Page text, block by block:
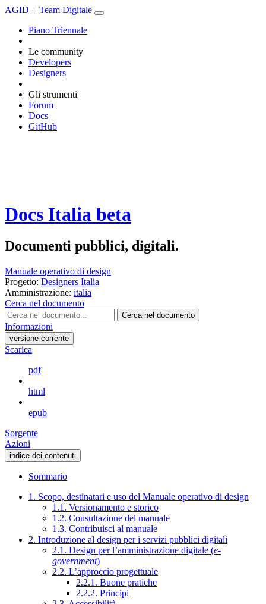
AGID + Team Digitale
Piano Triennale
Le community
Developers
Designers
Gli strumenti
Forum
Docs
GitHub
Docs Italia beta
Documenti pubblici, digitali.
Manuale operativo di design
Progetto: Designers Italia
Amministrazione: italia
Cerca nel documento
Cerca nel documento
Informazioni
versione-corrente
Scarica
pdf
html
epub
Sorgente
Azioni
indice dei contenuti
Sommario
1. Scopo, destinatari e uso del Manuale operativo di design
1.1. Versionamento e storico
1.2. Consultazione del manuale
1.3. Contribuisci al manuale
2. Introduzione al design per i servizi pubblici digitali
2.1. Design per l’amministrazione digitale (e-
government)
2.2. L’approccio progettuale
2.2.1. Buone pratiche
2.2.2. Principi